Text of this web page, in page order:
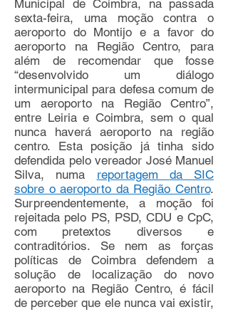
Municipal de Coimbra, na passada
sexta-feira, uma moção contra o
aeroporto do Montijo e a favor do
aeroporto na Região Centro, para
além de recomendar que fosse
“desenvolvido um diálogo
intermunicipal para defesa comum de
um aeroporto na Região Centro”,
entre Leiria e Coimbra, sem o qual
nunca haverá aeroporto na região
centro. Esta posição já tinha sido
defendida pelo vereador José Manuel
Silva, numa reportagem da SIC
sobre o aeroporto da Região Centro.
Surpreendentemente, a moção foi
rejeitada pelo PS, PSD, CDU e CpC,
com pretextos diversos e
contraditórios. Se nem as forças
políticas de Coimbra defendem a
solução de localização do novo
aeroporto na Região Centro, é fácil
de perceber que ele nunca vai existir,